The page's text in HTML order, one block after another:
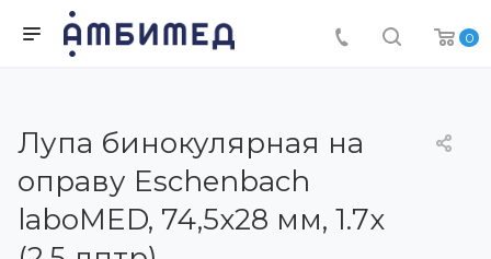
0
Лупа бинокулярная на
оправу Eschenbach
laboMED, 74,5x28 мм, 1.7x